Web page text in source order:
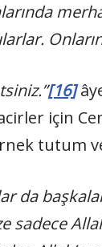
[16]
için
tutum
da
sadece